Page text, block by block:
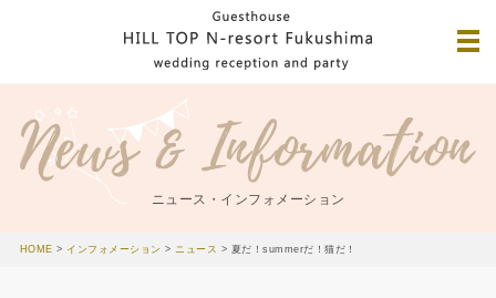
ニュース・インフォメーション
HOME > インフォメーション >ニュース > 夏だ！summerだ！猫だ！